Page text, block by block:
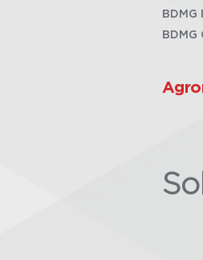
BDMG